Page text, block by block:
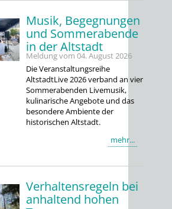
Musik, Begegnungen
und Sommerabende
in der Altstadt
Meldung vom 04. August 2026
Die Veranstaltungsreihe
AltstadtLive 2026 verband an vier
Sommerabenden Livemusik,
kulinarische Angebote und das
besondere Ambiente der
historischen Altstadt.
mehr...
Verhaltensregeln bei
anhaltend hohen